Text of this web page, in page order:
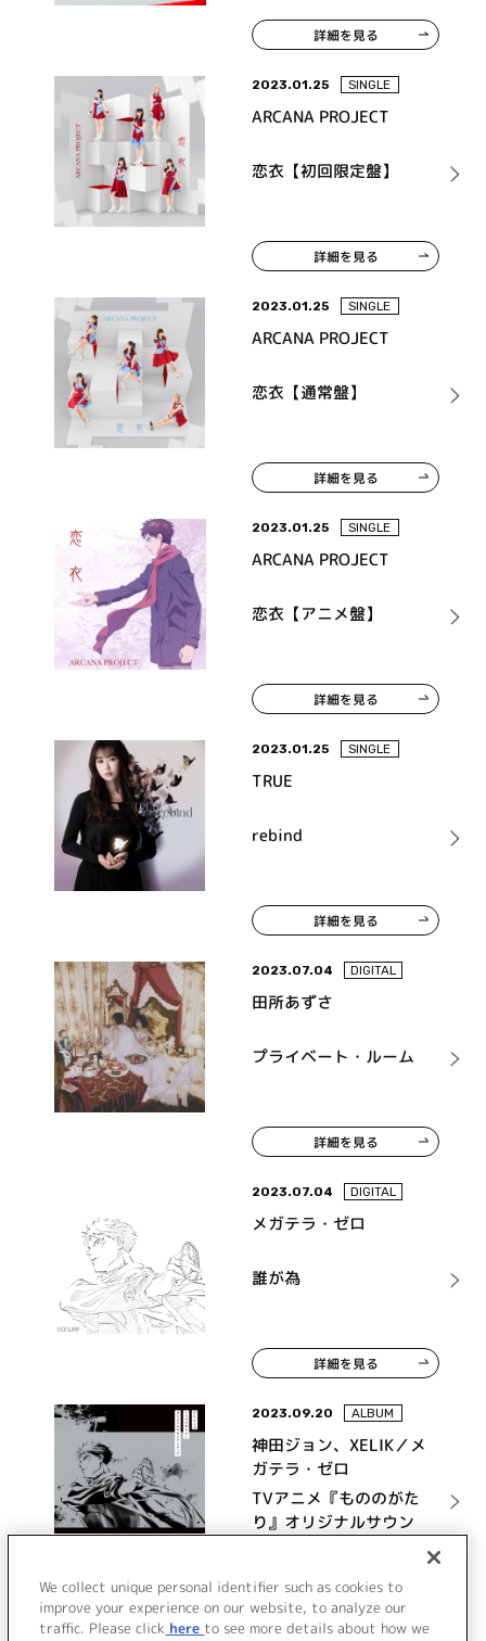
詳細を見る
2023.01.25 SINGLE
ARCANA PROJECT
恋衣【初回限定盤】
詳細を見る
2023.01.25 SINGLE
ARCANA PROJECT
恋衣【通常盤】
詳細を見る
2023.01.25 SINGLE
ARCANA PROJECT
恋衣【アニメ盤】
詳細を見る
2023.01.25 SINGLE
TRUE
rebind
詳細を見る
2023.07.04 DIGITAL
田所あずさ
プライベート・ルーム
詳細を見る
2023.07.04 DIGITAL
メガテラ・ゼロ
誰が為
詳細を見る
2023.09.20 ALBUM
神田ジョン、XELIK／メ
ガテラ・ゼロ
TVアニメ『もののがた
り』オリジナルサウン
詳細を見る
We collect unique personal identifier such as cookies to
improve your experience on our website, to analyze our
traffic. Please click here to see more details about how we